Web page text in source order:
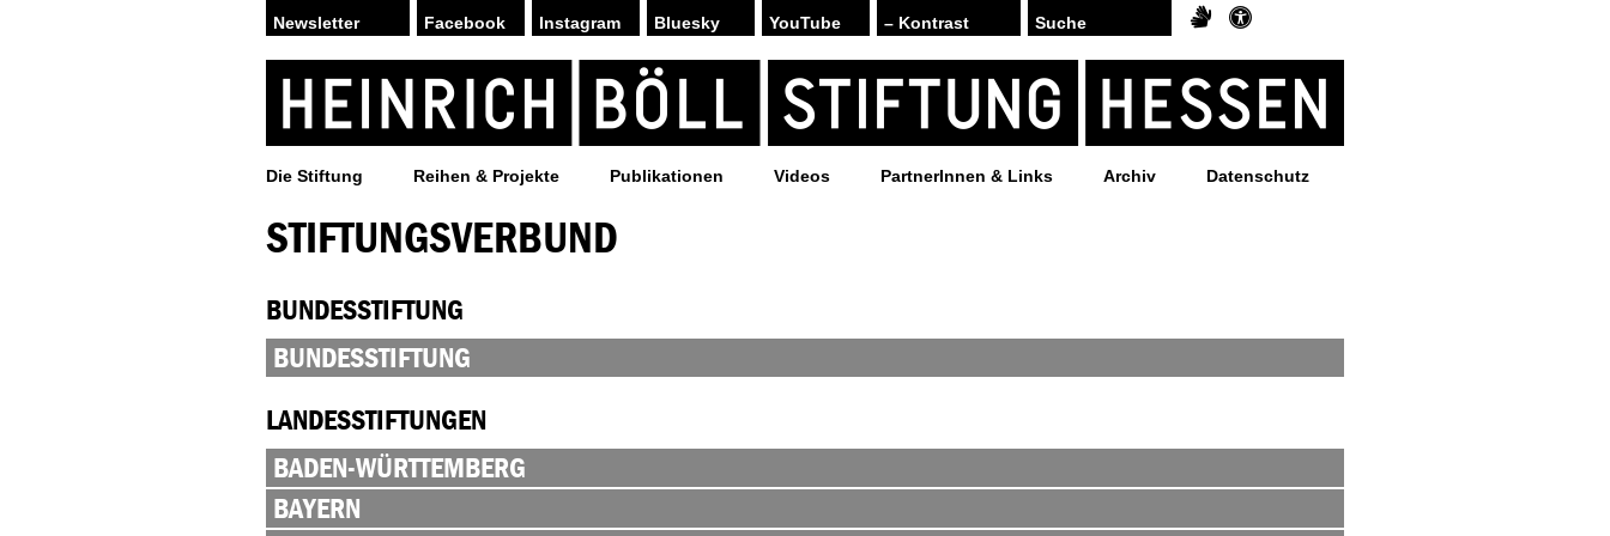
Facebook Instagram Bluesky YouTube – Kontrast
Die Stiftung Reihen & Projekte Publikationen Videos PartnerInnen & Links Archiv Datenschutz
STIFTUNGSVERBUND
BUNDESSTIFTUNG
BUNDESSTIFTUNG
LANDESSTIFTUNGEN
BADEN-WÜRTTEMBERG
BAYERN